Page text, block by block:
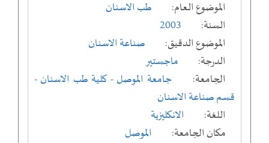
الموضوع العام:
طب الاسنان
السنة:
2003
الموضوع الدقيق:
صناعة الاسنان
الدرجة:
ماجستير
الجامعة:
جامعة الموصل - كلية طب الاسنان -
قسم صناعة الاسنان
اللغة:
الانكليزية
مكان الجامعة:
الموصل